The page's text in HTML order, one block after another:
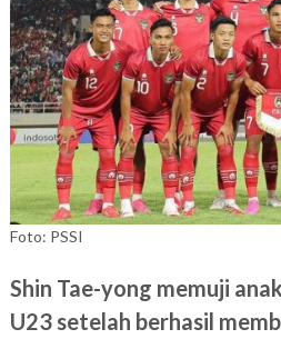
Foto: PSSI
Shin Tae-yong memuji
U23 setelah berhasil